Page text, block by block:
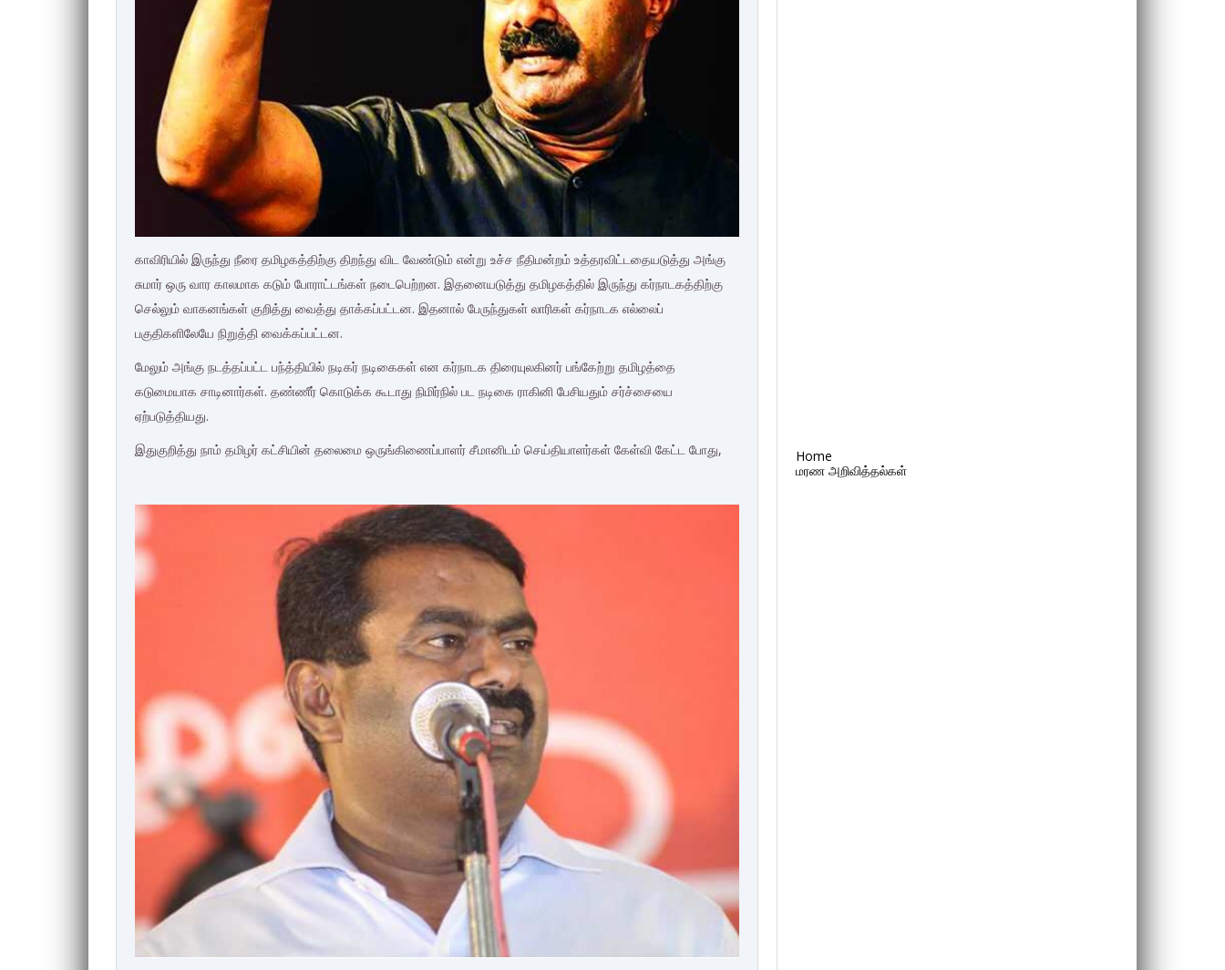
காவிரியில் இருந்து நீரை தமிழகத்திற்கு திறந்து விட வேண்டும் என்று உச்ச நீதிமன்றம் உத்தரவிட்டதையடுத்து அங்கு
சுமார் ஒரு வார காலமாக கடும் போராட்டங்கள் நடைபெற்றன. இதனையடுத்து தமிழகத்தில் இருந்து கர்நாடகத்திற்கு
செல்லும் வாகனங்கள் குறித்து வைத்து தாக்கப்பட்டன. இதனால் பேருந்துகள் லாரிகள் கர்நாடக எல்லைப்
பகுதிகளிலேயே நிறுத்தி வைக்கப்பட்டன.
மேலும் அங்கு நடத்தப்பட்ட பந்த்தியில் நடிகர் நடிகைகள் என கர்நாடக திரையுலகினர் பங்கேற்று தமிழத்தை
கடுமையாக சாடினார்கள். தண்ணீர் கொடுக்க கூடாது நிமிர்நில் பட நடிகை ராகினி பேசியதும் சர்ச்சையை
ஏற்படுத்தியது.
இதுகுறித்து நாம் தமிழர் கட்சியின் தலைமை ஒருங்கிணைப்பாளர் சீமானிடம் செய்தியாளர்கள் கேள்வி கேட்ட போது,
Home
மரண அறிவித்தல்கள்